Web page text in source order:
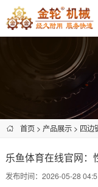
首页> 产品展示> 四边
乐鱼体育在线官网：
发布时间：2026-05-28